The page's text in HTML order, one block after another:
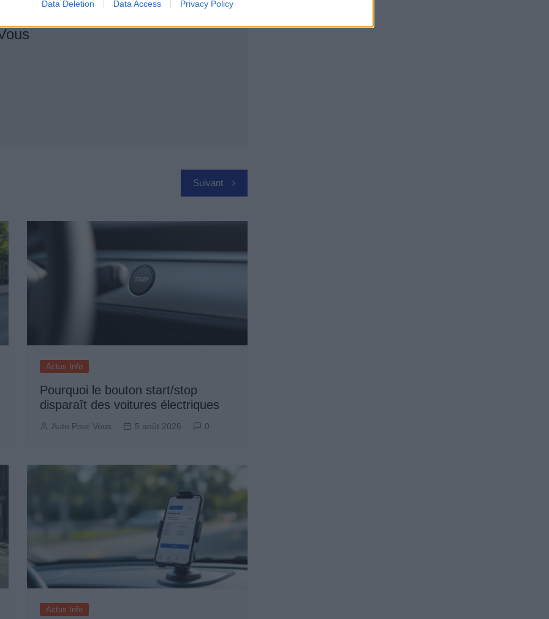
Data Deletion Data Access Privacy Policy
Suivant
Actus Info
Pourquoi le bouton start/stop
disparaît des voitures électriques
Auto Pour Vous 5 août 2026 0
Actus Info